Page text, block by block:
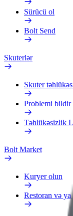
Sürücü ol
Bolt Send
Skuterlər
Skuter
Problemi bildir
Təhlükəsizlik
Bolt Market
Kuryer olun
Restoran və ya